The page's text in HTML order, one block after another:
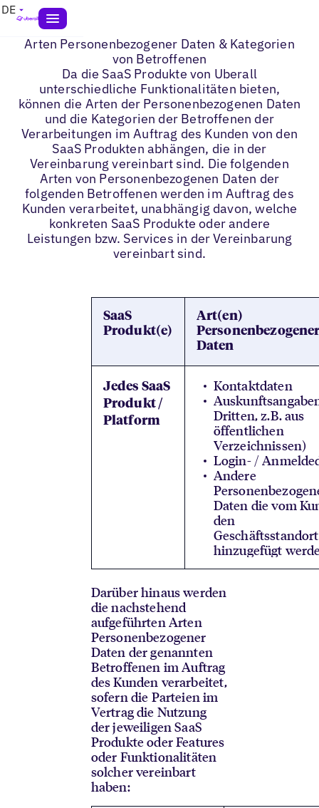
DE
Arten Personenbezogener Daten & Kategorien
von Betroffenen
Da die SaaS Produkte von Uberall
unterschiedliche Funktionalitäten bieten,
können die Arten der Personenbezogenen Daten
und die Kategorien der Betroffenen der
Verarbeitungen im Auftrag des Kunden von den
SaaS Produkten abhängen, die in der
Vereinbarung vereinbart sind. Die folgenden
Arten von Personenbezogenen Daten der
folgenden Betroffenen werden im Auftrag des
Kunden verarbeitet, unabhängig davon, welche
konkreten SaaS Produkte oder andere
Leistungen bzw. Services in der Vereinbarung
vereinbart sind.
SaaS
Produkt(e)
Art(en)
Daten
Jedes SaaS
Produkt /
Platform
Kontaktdaten
Dritten, z.B. aus
öffentlichen
Verzeichnissen)
Login- /
Andere
Daten die vom
den
hinzugefügt
Darüber hinaus werden
die nachstehend
aufgeführten Arten
Personenbezogener
Daten der genannten
Betroffenen im Auftrag
des Kunden verarbeitet,
sofern die Parteien im
Vertrag die Nutzung
der jeweiligen SaaS
Produkte oder Features
oder Funktionalitäten
solcher vereinbart
haben: